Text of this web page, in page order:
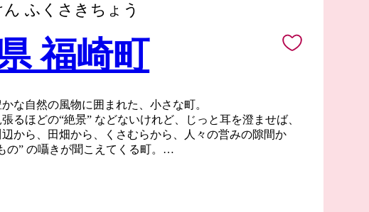
ふくさきちょう
福崎町
な自然の風物に囲まれた、小さな町。
るほどの“絶景” などないけれど、じっと耳を澄ませば、
から、田畑から、くさむらから、人々の営みの隙間か
の” の囁きが聞こえてくる町。